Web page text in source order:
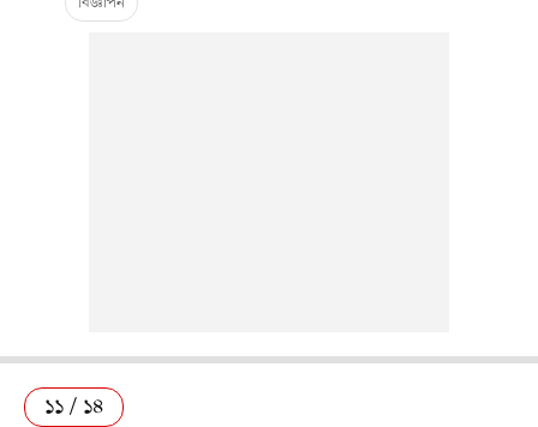
১১ / ১৪